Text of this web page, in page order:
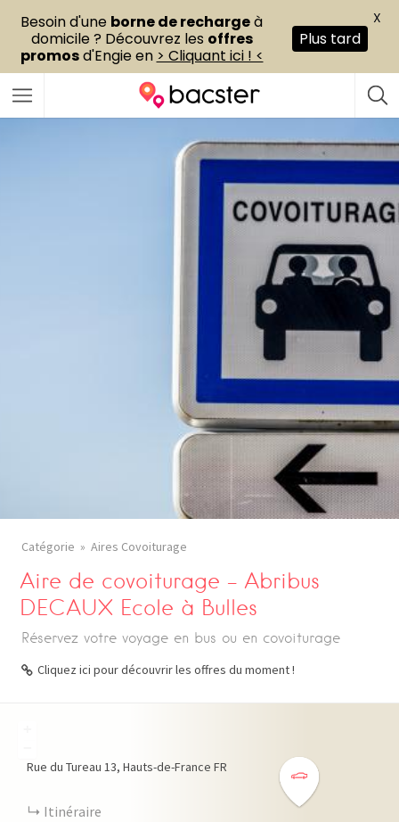
Catégorie Aires Covoiturage
Aire de covoiturage – Abribus
DECAUX Ecole à Bulles
Réservez votre voyage en bus ou en covoiturage
Cliquez ici pour découvrir les offres du moment !
Rue du Tureau 13 Hauts-de-France FR
Itinéraire
Besoin d'une borne de rechargeà
domicile ? Découvrez les offres
promosd'Engie en > Cliquant ici ! <
Plus tard
X